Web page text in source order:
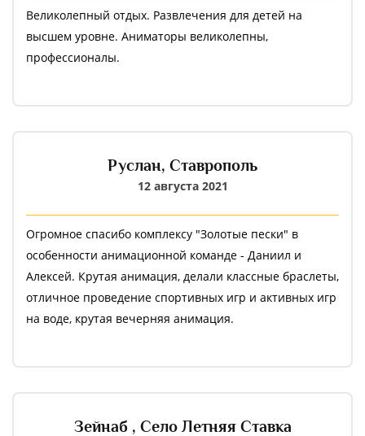
Великолепный отдых. Развлечения для детей на
высшем уровне. Аниматоры великолепны,
профессионалы.
Руслан, Ставрополь
12 августа 2021
Огромное спасибо комплексу "Золотые пески" в
особенности анимационной команде - Даниил и
Алексей. Крутая анимация, делали классные браслеты,
отличное проведение спортивных игр и активных игр
на воде, крутая вечерняя анимация.
Зейнаб , Село Летняя Ставка